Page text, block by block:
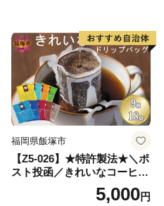
福岡県飯塚市
【Z5-026】★特許製法★＼ポ
スト投函／きれいなコーヒー
ドリップバッグ9種セット(18
袋)ゆうパケットでお届け！
5,000円